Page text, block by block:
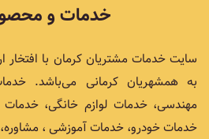
خدمات و
سایت خدمات مشتریان کرمان با افتخار
به همشهریان کرمانی می‌باشد.
مهندسی، خدمات لوازم خانگی، خدمات
خدمات خودرو، خدمات آموزشی ،